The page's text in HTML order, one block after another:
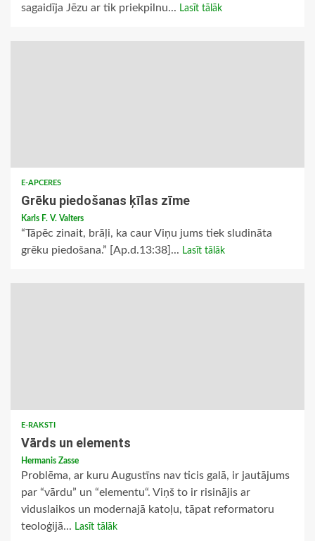
sagaidīja Jēzu ar tik priekpilnu... Lasīt tālāk
E-APCERES
Grēku piedošanas ķīlas zīme
Karls F. V. Valters
“Tāpēc zinait, brāļi, ka caur Viņu jums tiek sludināta
grēku piedošana.” [Ap.d.13:38]... Lasīt tālāk
E-RAKSTI
Vārds un elements
Hermanis Zasse
Problēma, ar kuru Augustīns nav ticis galā, ir jautājums
par “vārdu” un “elementu“. Viņš to ir risinājis ar
viduslaikos un modernajā katoļu, tāpat reformatoru
teoloģijā... Lasīt tālāk